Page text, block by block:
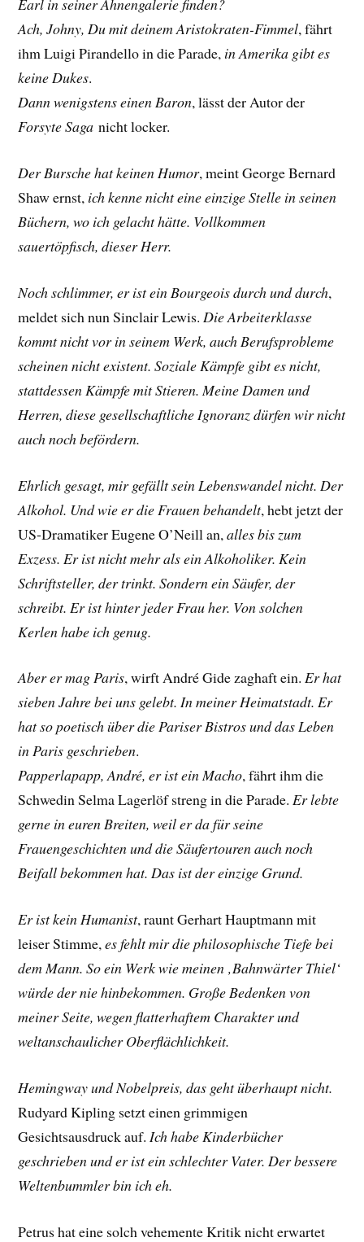
Earl in seiner Ahnengalerie finden?
Ach, Johny, Du mit deinem Aristokraten-Fimmel, fährt
ihm Luigi Pirandello in die Parade, in Amerika gibt es
keine Dukes.
Dann wenigstens einen Baron, lässt der Autor der
Forsyte Saga nicht locker.
Der Bursche hat keinen Humor, meint George Bernard
Shaw ernst, ich kenne nicht eine einzige Stelle in seinen
Büchern, wo ich gelacht hätte. Vollkommen
sauertöpfisch, dieser Herr.
Noch schlimmer, er ist ein Bourgeois durch und durch,
meldet sich nun Sinclair Lewis.Die Arbeiterklasse
kommt nicht vor in seinem Werk, auch Berufsprobleme
scheinen nicht existent. Soziale Kämpfe gibt es nicht,
stattdessen Kämpfe mit Stieren. Meine Damen und
Herren, diese gesellschaftliche Ignoranz dürfen wir nicht
auch noch befördern.
Ehrlich gesagt, mir gefällt sein Lebenswandel nicht. Der
Alkohol. Und wie er die Frauen behandelt, hebt jetzt der
US-DramatikerEugene O’Neillan,alles bis zum
Exzess. Er ist nicht mehr als ein Alkoholiker. Kein
Schriftsteller, der trinkt. Sondern ein Säufer, der
schreibt. Er ist hinter jeder Frau her. Von solchen
Kerlen habe ich genug.
Aber er mag Paris, wirft André Gide zaghaft ein.Er hat
sieben Jahre bei uns gelebt. In meiner Heimatstadt. Er
hat so poetisch über die Pariser Bistros und das Leben
in Paris geschrieben.
Papperlapapp, André, er ist ein Macho, fährt ihm die
SchwedinSelma Lagerlöf strengin die Parade.Er lebte
gerne in euren Breiten, weil er da für seine
Frauengeschichten und die Säufertouren auch noch
Beifall bekommen hat. Das ist der einzige Grund.
Er ist kein Humanist, rauntGerhart Hauptmannmit
leiser Stimme,es fehlt mir die philosophische Tiefe bei
dem Mann. So ein Werk wie meinen ‚Bahnwärter Thiel‘
würde der nie hinbekommen. Große Bedenken von
meiner Seite, wegen flatterhaftem Charakter und
weltanschaulicher Oberflächlichkeit.
Hemingway und Nobelpreis, das geht überhaupt nicht.
Rudyard Kipling setzt einen grimmigen
Gesichtsausdruck auf.Ich habe Kinderbücher
geschrieben und er ist ein schlechter Vater. Der bessere
Weltenbummler bin ich eh.
Petrus hat eine solch vehemente Kritik nicht erwartet